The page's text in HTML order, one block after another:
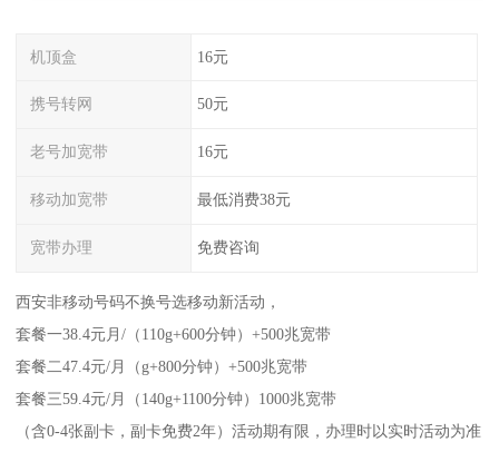
机顶盒 16元
携号转网 50元
老号加宽带 16元
移动加宽带 最低消费38元
宽带办理 免费咨询
西安非移动号码不换号选移动新活动，
套餐一38.4元月/（110g+600分钟）+500兆宽带
套餐二47.4元/月（g+800分钟）+500兆宽带
套餐三59.4元/月（140g+1100分钟）1000兆宽带
（含0-4张副卡，副卡免费2年）活动期有限，办理时以实时活动为准